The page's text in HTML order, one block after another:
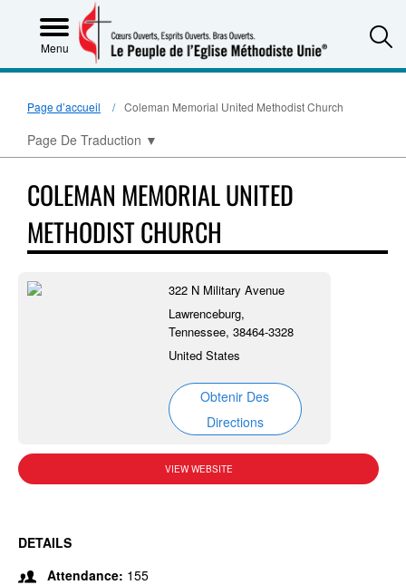
Menu
Page d’accueil Coleman Memorial United Methodist Church
Page De Traduction ▼
COLEMAN MEMORIAL UNITED
METHODIST CHURCH
322 N Military Avenue
Lawrenceburg,
Tennessee, 38464-3328
United States
Obtenir Des
Directions
VIEW WEBSITE
DETAILS
Attendance: 155